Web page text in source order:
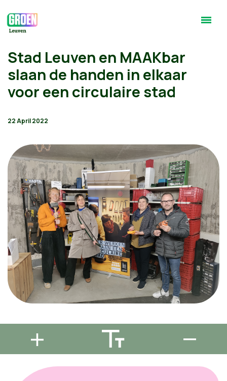
Stad Leuven en MAAKbar
slaan de handen in elkaar
voor een circulaire stad
22 April 2022